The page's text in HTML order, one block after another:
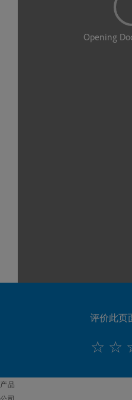
评价此页
产品
云计算
Deutsch